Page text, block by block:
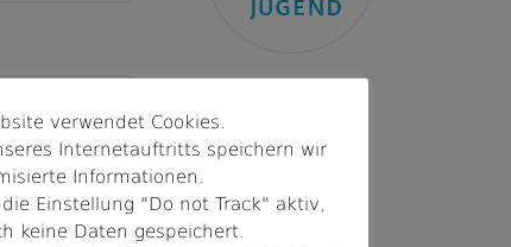
verwendet Cookies.
Internetauftritts speichern wir
Informationen.
Einstellung "Do not Track" aktiv,
keine Daten gespeichert.